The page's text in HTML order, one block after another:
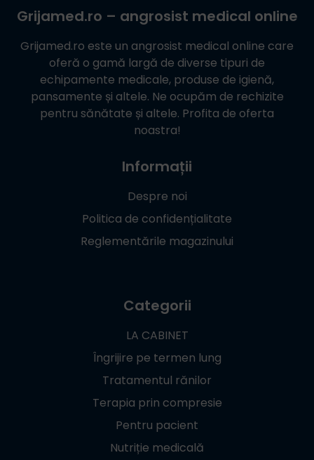
Grijamed.ro – angrosist medical online
Grijamed.ro este un angrosist medical online care
oferă o gamă largă de diverse tipuri de
echipamente medicale, produse de igienă,
pansamente și altele. Ne ocupăm de rechizite
pentru sănătate și altele. Profita de oferta
noastra!
Informații
Despre noi
Politica de confidențialitate
Reglementările magazinului
Categorii
LA CABINET
Îngrijire pe termen lung
Tratamentul rănilor
Terapia prin compresie
Pentru pacient
Nutriție medicală